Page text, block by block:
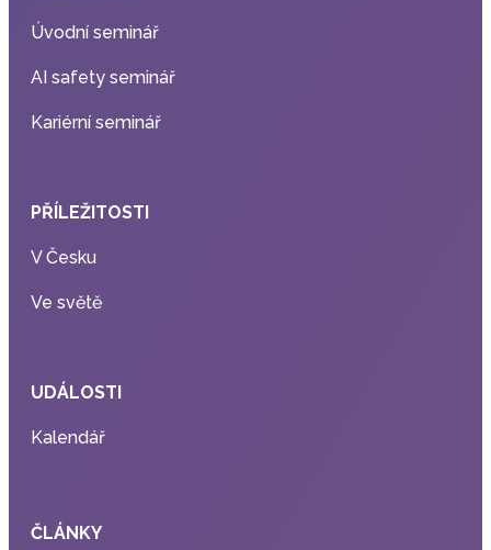
Úvodní seminář
AI safety seminář
Kariérní seminář
PŘÍLEŽITOSTI
V Česku
Ve světě
UDÁLOSTI
Kalendář
ČLÁNKY